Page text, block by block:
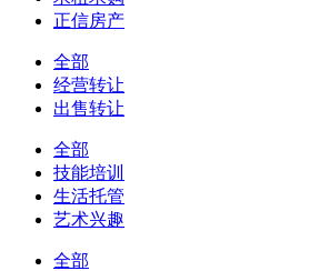
正信房产
全部
经营转让
出售转让
全部
技能培训
生活托管
艺术兴趣
全部